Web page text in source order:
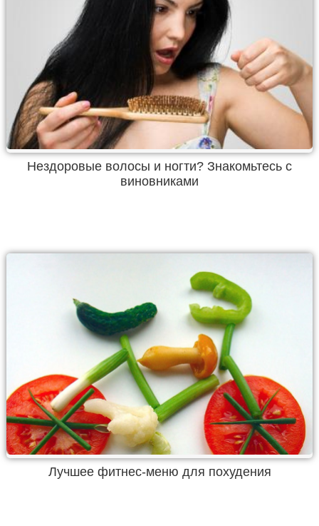
Нездоровые волосы и ногти? Знакомьтесь с
виновниками
Лучшее фитнес-меню для похудения